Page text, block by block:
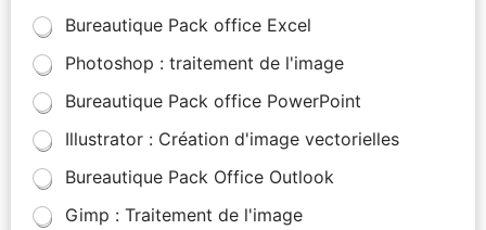
Bureautique Pack office Excel
Photoshop : traitement de l'image
Bureautique Pack office PowerPoint
Illustrator : Création d'image vectorielles
Bureautique Pack Office Outlook
Gimp : Traitement de l'image